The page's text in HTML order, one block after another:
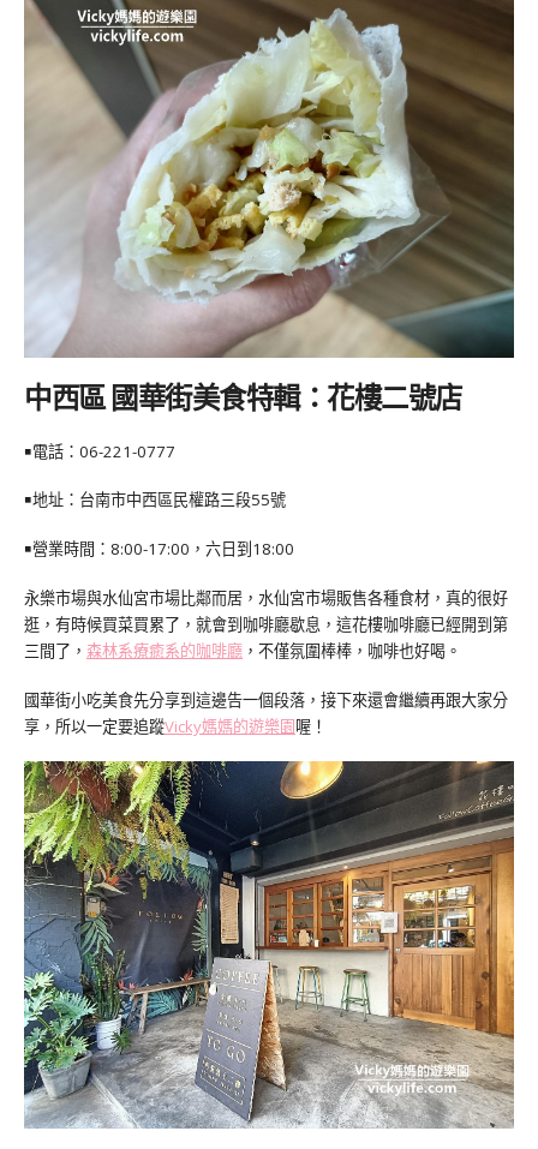
中西區 國華街美食特輯：花樓二號店
￭電話： 06-221-0777
￭地址：台南市中西區民權路三段55號
￭營業時間：8:00-17:00，六日到18:00
永樂市場與水仙宮市場比鄰而居，水仙宮市場販售各種食材，真的很好
逛，有時候買菜買累了，就會到咖啡廳歇息，這花樓咖啡廳已經開到第
三間了， 森林系療癒系的咖啡廳 ，不僅氛圍棒棒，咖啡也好喝。
國華街小吃美食先分享到這邊告一個段落，接下來還會繼續再跟大家分
享，所以一定要追蹤Vicky媽媽的遊樂園喔！